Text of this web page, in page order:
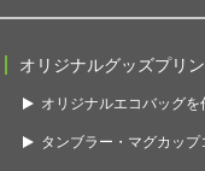
オリジナルグッズプリ
オリジナルエコバッグを
タンブラー・マグカップ